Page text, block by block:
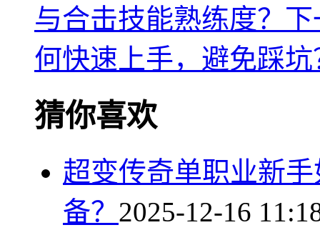
与合击技能熟练度？
何快速上手，避免踩坑
猜你喜欢
超变传奇单职业新
备？ 2025-12-16